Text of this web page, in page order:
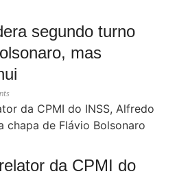
segundo turno
mas
da CPMI do